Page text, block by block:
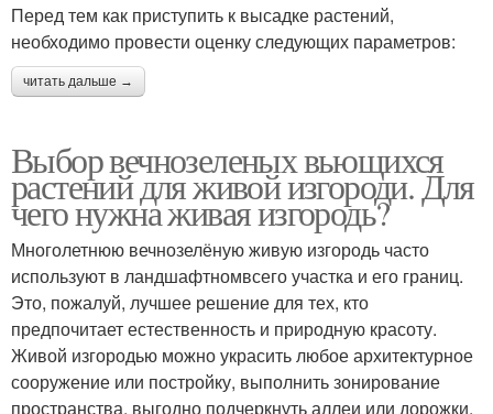
Перед тем как приступить к высадке растений,
необходимо провести оценку следующих параметров:
читать дальше →
Выбор вечнозеленых вьющихся
растений для живой изгороди. Для
чего нужна живая изгородь?
Многолетнюю вечнозелёную живую изгородь часто
используют в ландшафтномвсего участка и его границ.
Это, пожалуй, лучшее решение для тех, кто
предпочитает естественность и природную красоту.
Живой изгородью можно украсить любое архитектурное
сооружение или постройку, выполнить зонирование
пространства, выгодно подчеркнуть аллеи или дорожки.